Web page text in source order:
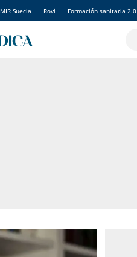
MIR Suecia Rovi Formación sanitaria 2.0